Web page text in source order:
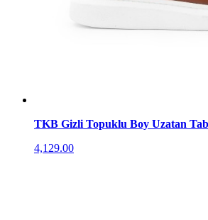
TKB Gizli Topuklu Boy Uzatan
4,129.00